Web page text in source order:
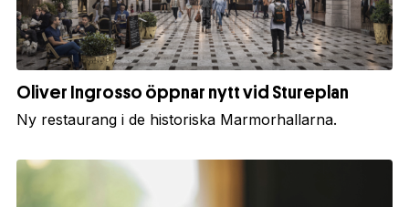
Oliver Ingrosso öppnar nytt vid Stureplan
Ny restaurang i de historiska Marmorhallarna.